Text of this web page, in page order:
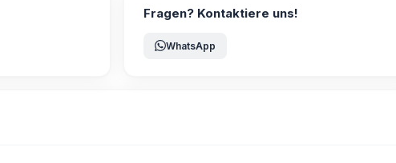
Fragen? Kontaktiere uns!
WhatsApp